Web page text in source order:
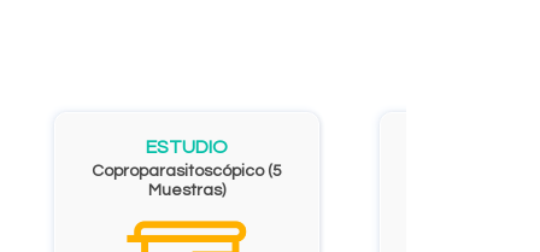
ESTUDIO
Coproparasitoscópico (5
Muestras)